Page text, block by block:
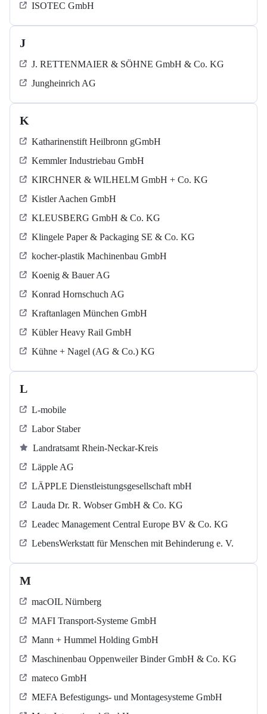
ISOTEC GmbH
J
J. RETTENMAIER & SÖHNE GmbH & Co. KG
Jungheinrich AG
K
Katharinenstift Heilbronn gGmbH
Kemmler Industriebau GmbH
KIRCHNER & WILHELM GmbH + Co. KG
Kistler Aachen GmbH
KLEUSBERG GmbH & Co. KG
Klingele Paper & Packaging SE & Co. KG
kocher-plastik Machinenbau GmbH
Koenig & Bauer AG
Konrad Hornschuch AG
Kraftanlagen München GmbH
Kübler Heavy Rail GmbH
Kühne + Nagel (AG & Co.) KG
L
L-mobile
Labor Staber
Landratsamt Rhein-Neckar-Kreis
Läpple AG
LÄPPLE Dienstleistungsgesellschaft mbH
Lauda Dr. R. Wobser GmbH & Co. KG
Leadec Management Central Europe BV & Co. KG
LebensWerkstatt für Menschen mit Behinderung e. V.
M
macOIL Nürnberg
MAFI Transport-Systeme GmbH
Mann + Hummel Holding GmbH
Maschinenbau Oppenweiler Binder GmbH & Co. KG
mateco GmbH
MEFA Befestigungs- und Montagesysteme GmbH